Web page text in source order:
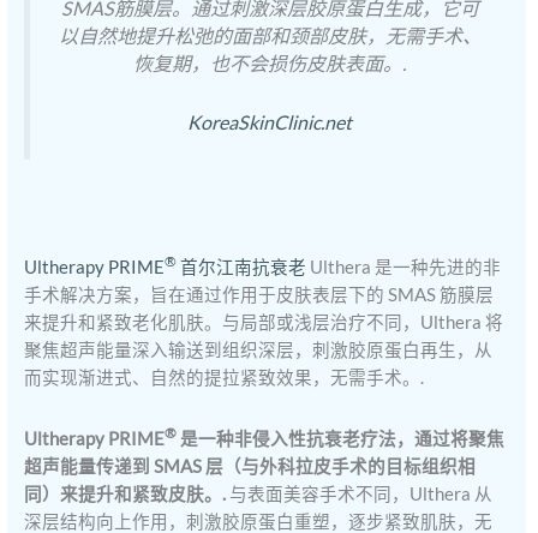
SMAS筋膜层。通过刺激深层胶原蛋白生成，它可
以自然地提升松弛的面部和颈部皮肤，无需手术、
恢复期，也不会损伤皮肤表面。.
KoreaSkinClinic.net
Ultherapy PRIME® 首尔江南抗衰老 Ulthera 是一种先进的非
手术解决方案，旨在通过作用于皮肤表层下的 SMAS 筋膜层
来提升和紧致老化肌肤。与局部或浅层治疗不同，Ulthera 将
聚焦超声能量深入输送到组织深层，刺激胶原蛋白再生，从
而实现渐进式、自然的提拉紧致效果，无需手术。.
Ultherapy PRIME® 是一种非侵入性抗衰老疗法，通过将聚焦
超声能量传递到 SMAS 层（与外科拉皮手术的目标组织相
同）来提升和紧致皮肤。. 与表面美容手术不同，Ulthera 从
深层结构向上作用，刺激胶原蛋白重塑，逐步紧致肌肤，无